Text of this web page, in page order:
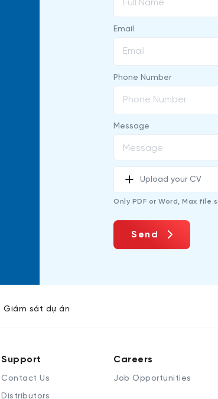
Email
Phone Number
Message
Upload your CV
Only PDF or Word, Max file
Send
Giám sát dự án
Support
Contact Us
Distributors
Careers
Job Opportunities